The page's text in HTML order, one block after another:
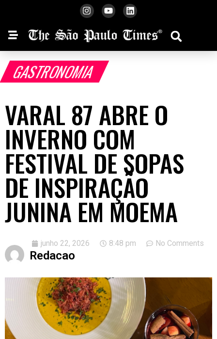
GASTRONOMIA
VARAL 87 ABRE O
INVERNO COM
FESTIVAL DE SOPAS
DE INSPIRAÇÃO
JUNINA EM MOEMA
Redacao
junho 22, 2026 8:48 pm No Comments